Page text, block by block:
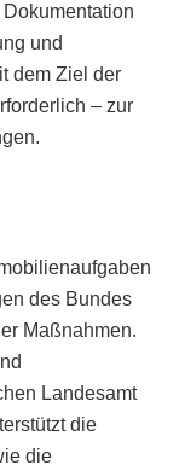
und
dem Ziel der
– zur
des Bundes
Maßnahmen.
Landesamt
die
die